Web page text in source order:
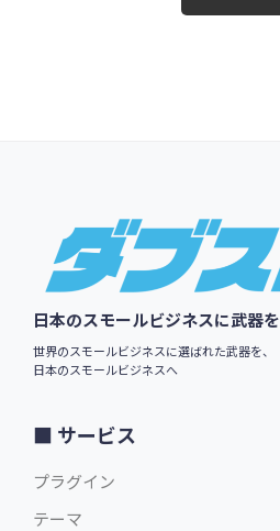
Footer
日本のスモールビジネスに武器を
世界のスモールビジネスに選ばれた武器を、
日本のスモールビジネスへ
サービス
プラグイン
テーマ